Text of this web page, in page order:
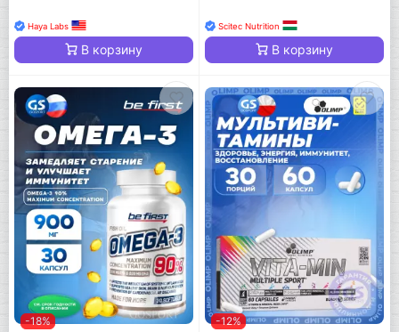
Haya Labs
В корзину
Scitec Nutrition
В корзину
-18% -12%